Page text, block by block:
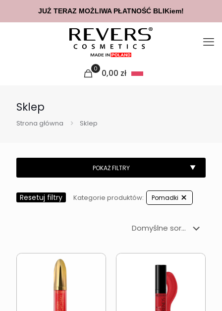
0 0,00 zł
Sklep
Strona główna Sklep
Resetuj filtry Kategorie produktów: Pomadki
JUŻ TERAZ MOŻLIWA PŁATNOŚĆ BLIKiem!